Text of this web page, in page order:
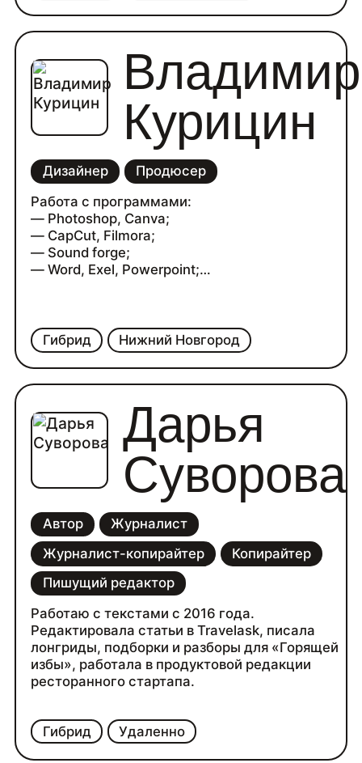
Гибрид Нижний Новгород
Владимир
Курицин
Дизайнер
Продюсер
Работа с программами:
— Photoshop, Canva;
— CapCut, Filmora;
— Sound forge;
— Word, Exel, Powerpoint;
Гибрид Удаленно
Дарья
Суворова
Автор
Журналист
Журналист-копирайтер
Копирайтер
Пишущий редактор
Работаю с текстами с 2016 года.
Редактировала статьи в Travelask, писала
лонгриды, подборки и разборы для «Горящей
избы», работала в продуктовой редакции
ресторанного стартапа.